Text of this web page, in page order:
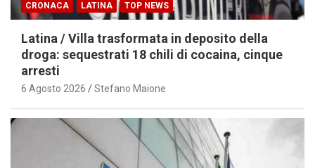
CRONACA LATINA TOP NEWS
Latina / Villa trasformata in deposito della
droga: sequestrati 18 chili di cocaina, cinque
arresti
6 Agosto 2026 Stefano Maione